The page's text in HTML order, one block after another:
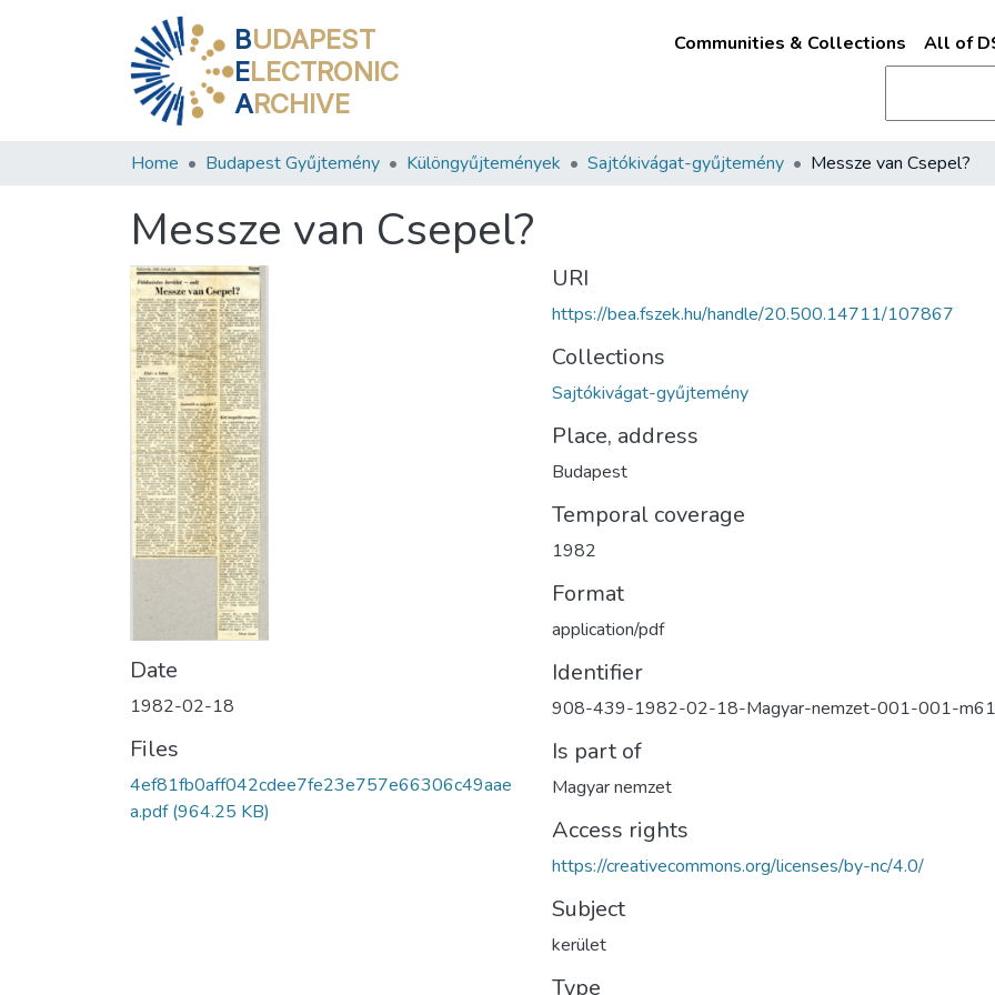
BUDAPEST
ELECTRONIC
ARCHIVE
Communities & Collections All of
Home Budapest Gyűjtemény Különgyűjtemények Sajtókivágat-gyűjtemény Messze van Csepel?
Messze van Csepel?
Date
1982-02-18
Files
4ef81fb0aff042cdee7fe23e757e66306c49aae
a.pdf(964.25 KB)
URI
https://bea.fszek.hu/handle/20.500.14711/107867
Collections
Sajtókivágat-gyűjtemény
Place, address
Budapest
Temporal coverage
1982
Format
application/pdf
Identifier
908-439-1982-02-18-Magyar-nemzet-001-001-
Is part of
Magyar nemzet
Access rights
https://creativecommons.org/licenses/by-nc/4.0/
Subject
kerület
Type